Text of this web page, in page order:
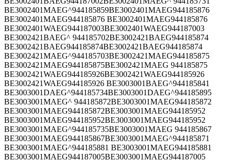
BE3002401MAEG^944185859BE3002401MAEG944185876
BE3002401MAEG944185876 BE3002401MAEG944185876
BE3002401WAEG944187003BE3002401WAEG944187003
BE3002421BAEG^ 944185702BE3002421BAEG944185874
BE3002421BAEG944185874BE3002421BAEG944185874
BE3002421MAEG^944185703BE3002421MAEG944185875
BE3002421MAEG944185875BE3002421MAEG 944185875
BE3002421WAEG944185926BE3002421WAEG944185926
BE3002421WAEG944185926 BE3003001BAEG^944185841
BE3003001DAEG^944185734BE3003001DAEG^944185895
BE3003001MAEG^ 944185872BE3003001MAEG944185872
BE3003001MAEG944185872BE3003001MAEG944185952
BE3003001MAEG944185952BE3003001MAEG944185952
BE3003001MAEG^944185735BE3003001MAEG 944185867
BE3003001MAEG944185867BE3003001MAEG^944185871
BE3003001MAEG^944185881 BE3003001MAEG944185881
BE3003001MAEG944187005BE3003001MAEG944187005